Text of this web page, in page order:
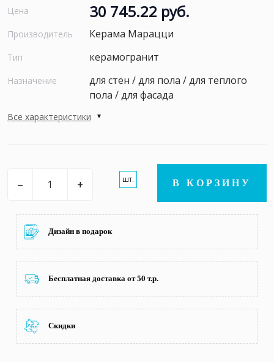
Цена 30 745.22 руб.
Производитель Керама Марацци
Тип керамогранит
Назначение
для стен / для пола / для теплого
пола / для фасада
Все характеристики
– + шт. В КОРЗИНУ
Дизайн в подарок
Бесплатная доставка от 50 т.р.
Скидки